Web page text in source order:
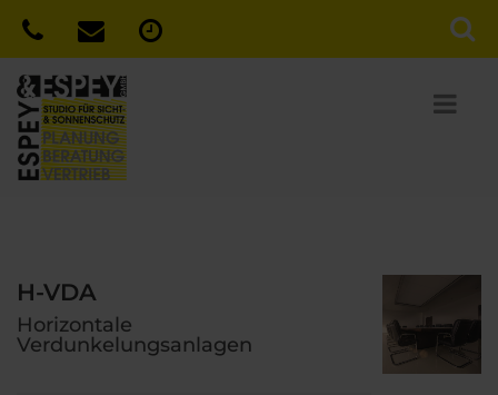
H-VDA
Horizontale
Verdunkelungsanlagen